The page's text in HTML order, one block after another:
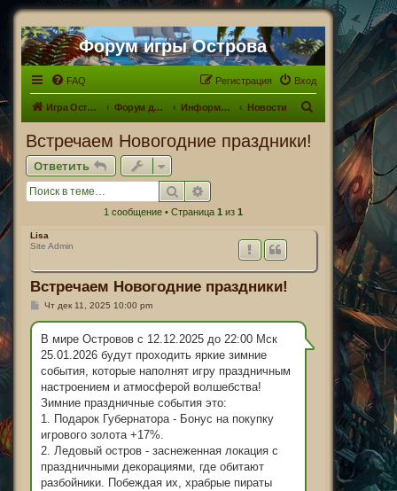
Форум игры Острова
FAQ Вход
Регистрация
Игра Острова Форум для Островитян Информационный раздел Новости
Встречаем Новогодние праздники!
Ответить
Поиск
1 сообщение • Страница 1 из 1
Lisa
Site Admin
Встречаем Новогодние праздники!
С
о
б
е
н
е
Чт дек 11, 2025 10:00 pm
В мире Островов с 12.12.2025 до 22:00 Мск
25.01.2026 будут проходить яркие зимние
события, которые наполнят игру праздничным
настроением и атмосферой волшебства!
Зимние праздничные события это:
1. Подарок Губернатора - Бонус на покупку
игрового золота +17%.
2. Ледовый остров - заснеженная локация с
праздничными декорациями, где обитают
разбойники. Побеждая их, храбрые пираты